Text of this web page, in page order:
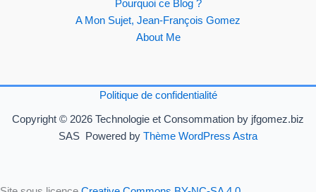
Pourquoi ce Blog ?
A Mon Sujet, Jean-François Gomez
About Me
Politique de confidentialité
Copyright © 2026 Technologie et Consommation by jfgomez.biz
SAS Powered by Thème WordPress Astra